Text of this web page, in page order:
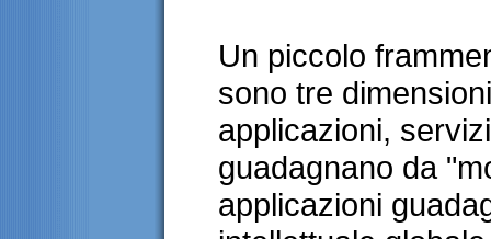
Un piccolo
sono tre
applicazioni,
guadagnano da
applicazioni